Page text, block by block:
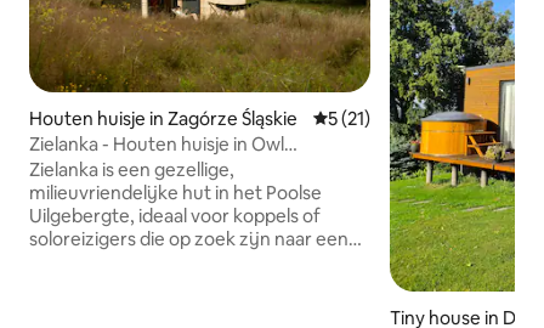
Houten huisje in Zagórze Śląskie Gemiddelde beoordeling
5 (21)
Zielanka - Houten huisje in Owl
Mountains
Zielanka is een gezellige,
milieuvriendelijke hut in het Poolse
Uilgebergte, ideaal voor koppels of
soloreizigers die op zoek zijn naar een
Tiny house in